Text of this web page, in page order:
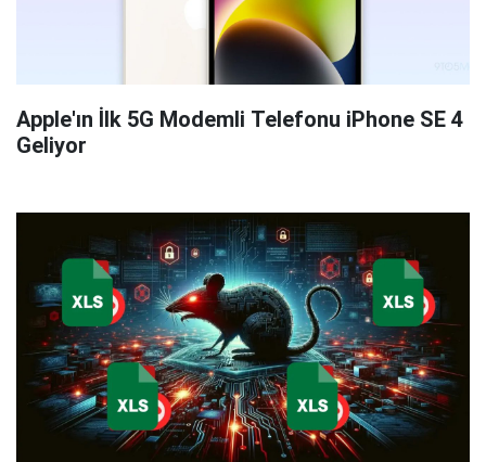
Apple'ın İlk 5G Modemli Telefonu iPhone SE 4
Geliyor